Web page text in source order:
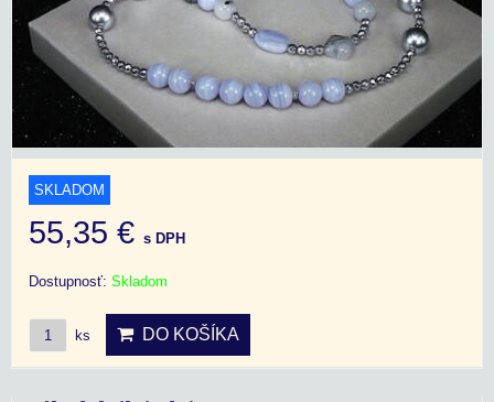
SKLADOM
55,35 € s DPH
Dostupnosť: Skladom
ks DO KOŠÍKA